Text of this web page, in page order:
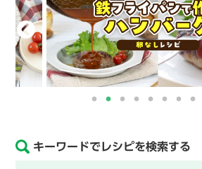
キーワードでレシピを検索する